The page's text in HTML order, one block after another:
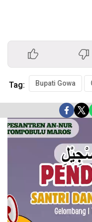
Tag: Bupati Gowa
Pemutar
Video